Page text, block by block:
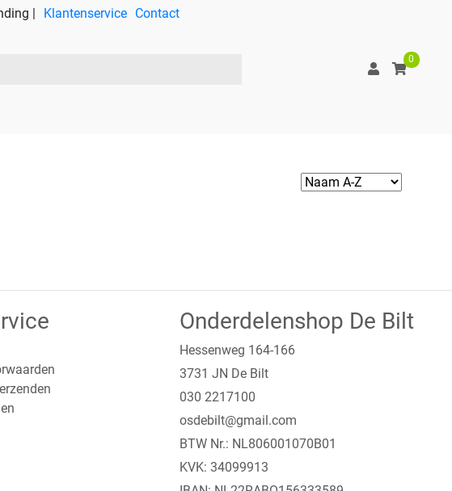
| Klantenservice Contact
0
Onderdelenshop De Bilt
Hessenweg 164-166
3731 JN De Bilt
030 2217100
osdebilt@gmail.com
BTW Nr.: NL806001070B01
KVK: 34099913